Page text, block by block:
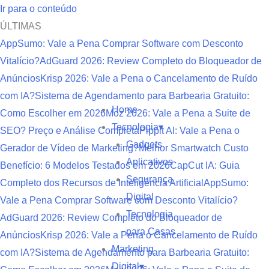
Ir para o conteúdo
ÚLTIMAS
AppSumo: Vale a Pena Comprar Software com Desconto
Vitalício?AdGuard 2026: Review Completo do Bloqueador de
AnúnciosKrisp 2026: Vale a Pena o Cancelamento de Ruído
com IA?Sistema de Agendamento para Barbearia Gratuito:
Como Escolher em 2026Moz 2026: Vale a Pena a Suite de
SEO? Preço e Análise CompletaPippit AI: Vale a Pena o
Gerador de Vídeo de Marketing?Melhor Smartwatch Custo
Benefício: 6 Modelos Testados em 2026CapCut IA: Guia
Completo dos Recursos de Inteligência Artificial AppSumo:
Vale a Pena Comprar Software com Desconto Vitalício?
AdGuard 2026: Review Completo do Bloqueador de
AnúnciosKrisp 2026: Vale a Pena o Cancelamento de Ruído
com IA?Sistema de Agendamento para Barbearia Gratuito:
Home
Tecnologia▾
Gadgets
Aplicativos
Segurança
Digital
Tecnologia
para Casas
Marketing
Digital▾
Buscar